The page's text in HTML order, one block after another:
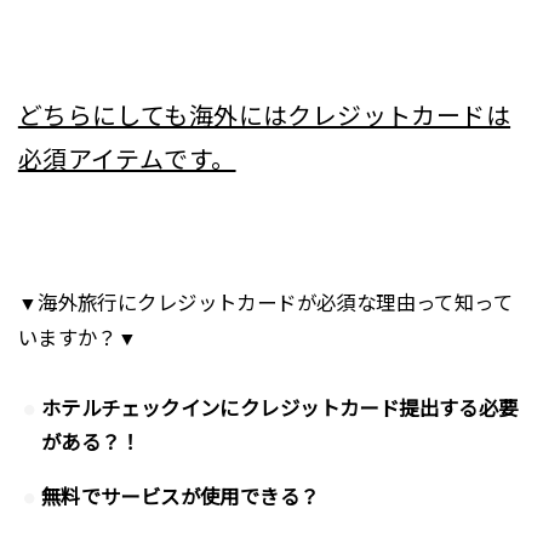
どちらにしても海外にはクレジットカードは
必須アイテムです。
▼海外旅行にクレジットカードが必須な理由って知って
いますか？▼
ホテルチェックインにクレジットカード提出する必要
がある？！
無料でサービスが使用できる？